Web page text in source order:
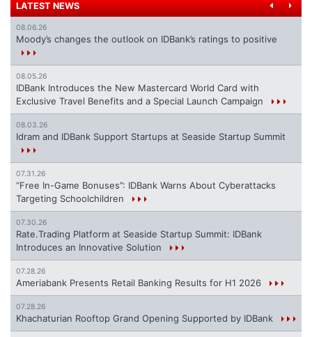
LATEST NEWS
08.06.26
Moody’s changes the outlook on IDBank’s ratings to positive
08.05.26
IDBank Introduces the New Mastercard World Card with
Exclusive Travel Benefits and a Special Launch Campaign
08.03.26
Idram and IDBank Support Startups at Seaside Startup Summit
07.31.26
“Free In-Game Bonuses”: IDBank Warns About Cyberattacks
Targeting Schoolchildren
07.30.26
Rate.Trading Platform at Seaside Startup Summit: IDBank
Introduces an Innovative Solution
07.28.26
Ameriabank Presents Retail Banking Results for H1 2026
07.28.26
Khachaturian Rooftop Grand Opening Supported by IDBank